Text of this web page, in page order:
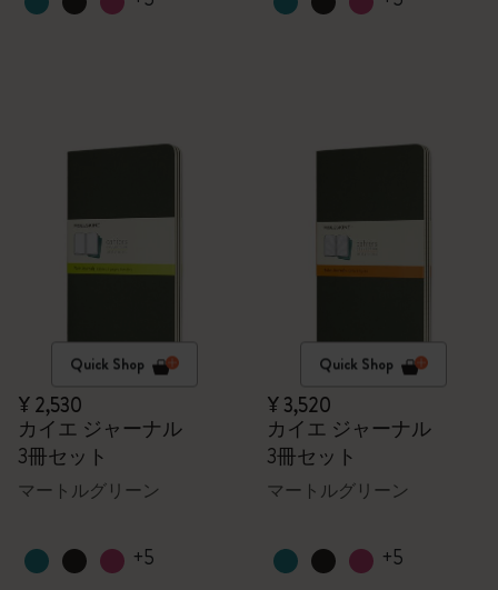
Quick Shop
¥ 2,530
カイエ ジャーナル
3冊セット
マートルグリーン
+5
Quick Shop
¥ 3,520
カイエ ジャーナル
3冊セット
マートルグリーン
+5